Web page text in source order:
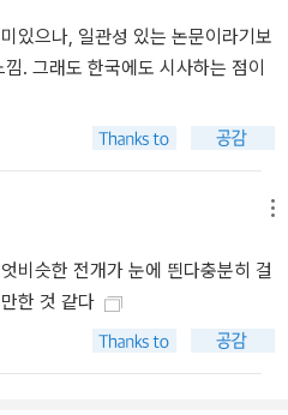
익명성의 네트워크’를 옹호하며 찬
한다. 앤절라 네이글은 “역사의 어
그 내용”이라는 당연한 사실을 상
하고 기만적인 개념이다. 이는 주
면 무엇이든지 흘러 들어갈 수 있
앞에 취약해져버린 문화를 진보
화하게 만든 것도 바로 이 공백이
성’이라는 고루한 이분법과 ‘저급
‘고급의’ 엘리트문화를 남성성과
있으나, 일관성 있는 논문이라기보
. 그래도 한국에도 시사하는 점이
비슷한 전개가 눈에 띈다충분히 걸
한 것 같다